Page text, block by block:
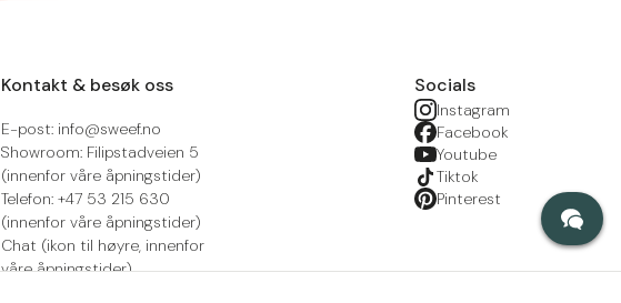
Kontakt & besøk oss
E-post: info@sweef.no
Showroom: Filipstadveien 5
(innenfor våre åpningstider)
Telefon: +47 53 215 630
(innenfor våre åpningstider)
Chat (ikon til høyre, innenfor
våre åpningstider)
Socials
Instagram
Facebook
Youtube
Tiktok
Pinterest